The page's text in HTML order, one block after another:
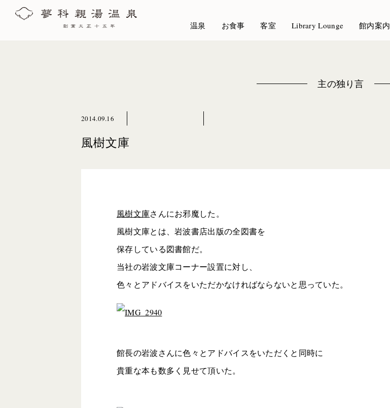
温泉 お食事 客室 Library Lounge 館内案内
主の独り言
2014.09.16
風樹文庫
風樹文庫さんにお邪魔した。
風樹文庫とは、岩波書店出版の全図書を
保存している図書館だ。
当社の岩波文庫コーナー設置に対し、
色々とアドバイスをいただかなければならないと思っていた。
館長の岩波さんに色々とアドバイスをいただくと同時に
貴重な本も数多く見せて頂いた。